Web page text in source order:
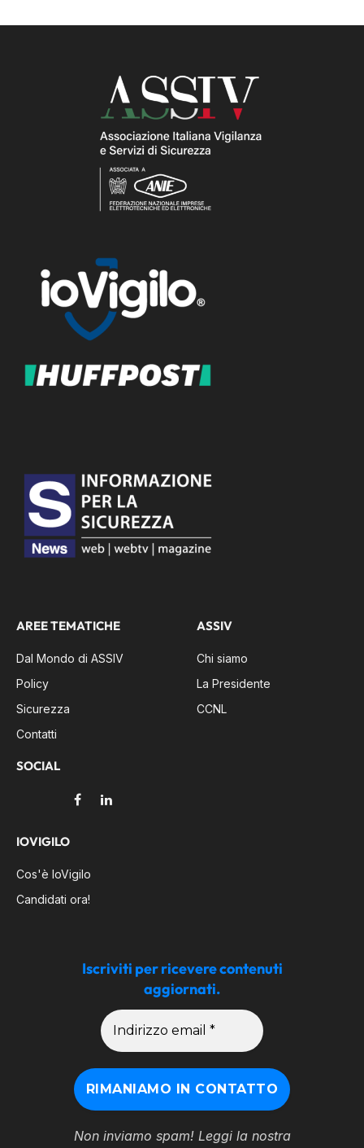
AREE TEMATICHE
Dal Mondo di ASSIV
Policy
Sicurezza
Contatti
SOCIAL
FacebookLinkedIn
ASSIV
Chi siamo
La Presidente
CCNL
IOVIGILO
Cos'è IoVigilo
Candidati ora!
Iscriviti per ricevere contenuti
aggiornati.
Non inviamo spam! Leggi la nostra